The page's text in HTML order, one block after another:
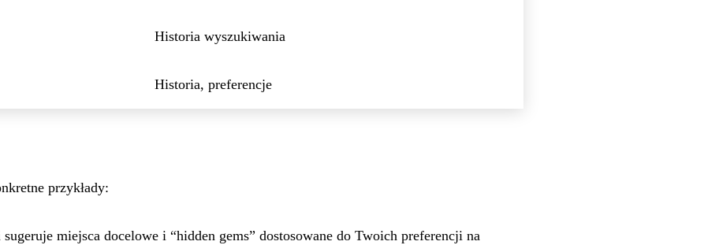
Historia wyszukiwania
Historia, preferencje
przykłady:
miejsca docelowe i “hidden gems” dostosowane do Twoich preferencji na